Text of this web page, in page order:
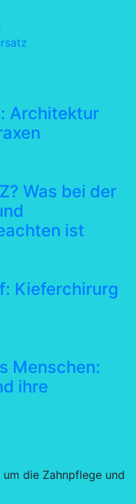
Architektur
Was bei der
ist
Kieferchirurg
Menschen:
ihre
die Zahnpflege und